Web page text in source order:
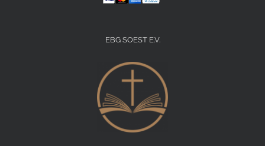
EBG SOEST E.V.